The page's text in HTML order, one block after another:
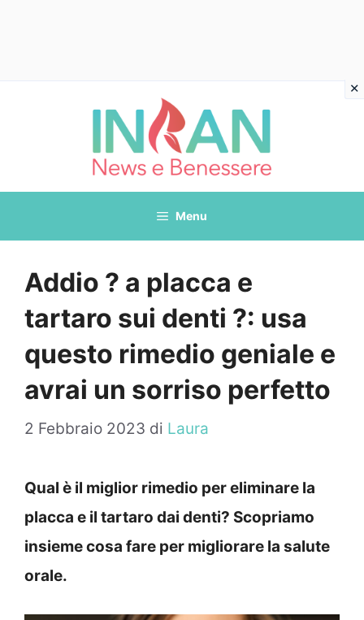
Menu
Addio ? a placca e
tartaro sui denti ?: usa
questo rimedio geniale e
avrai un sorriso perfetto
2 Febbraio 2023 di Laura
Qual è il miglior rimedio per eliminare la
placca e il tartaro dai denti? Scopriamo
insieme cosa fare per migliorare la salute
orale.